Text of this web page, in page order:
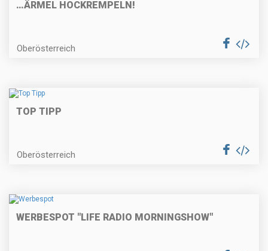
…ÄRMEL HOCKREMPELN!
Oberösterreich
TOP TIPP
Oberösterreich
WERBESPOT "LIFE RADIO MORNINGSHOW"